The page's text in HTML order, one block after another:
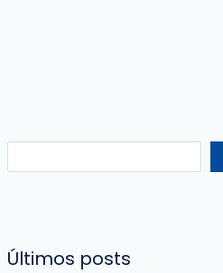
Últimos posts